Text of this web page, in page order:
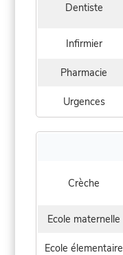
Dentiste
Infirmier
Pharmacie
Urgences
Crèche
Ecole maternelle
Ecole élementaire